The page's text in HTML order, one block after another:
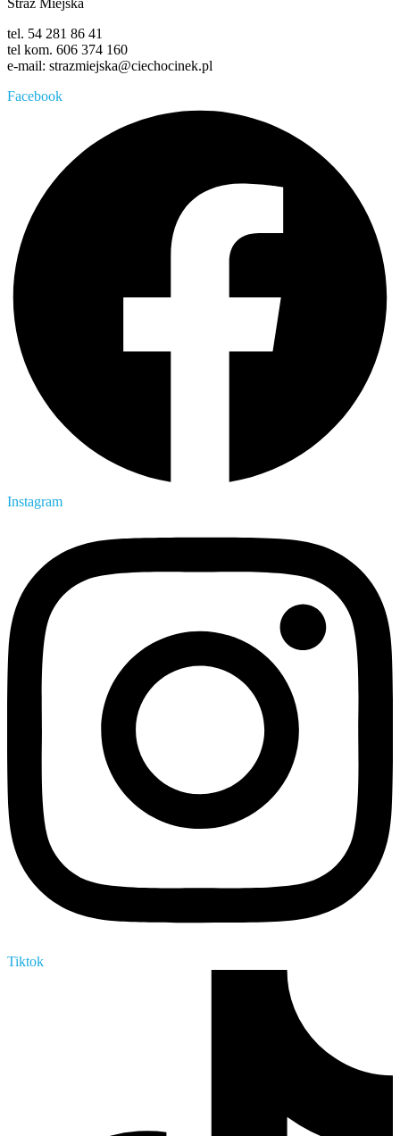
tel. 54 281 86 41
tel kom. 606 374 160
e-mail: strazmiejska@ciechocinek.pl
Facebook
Instagram
Tiktok